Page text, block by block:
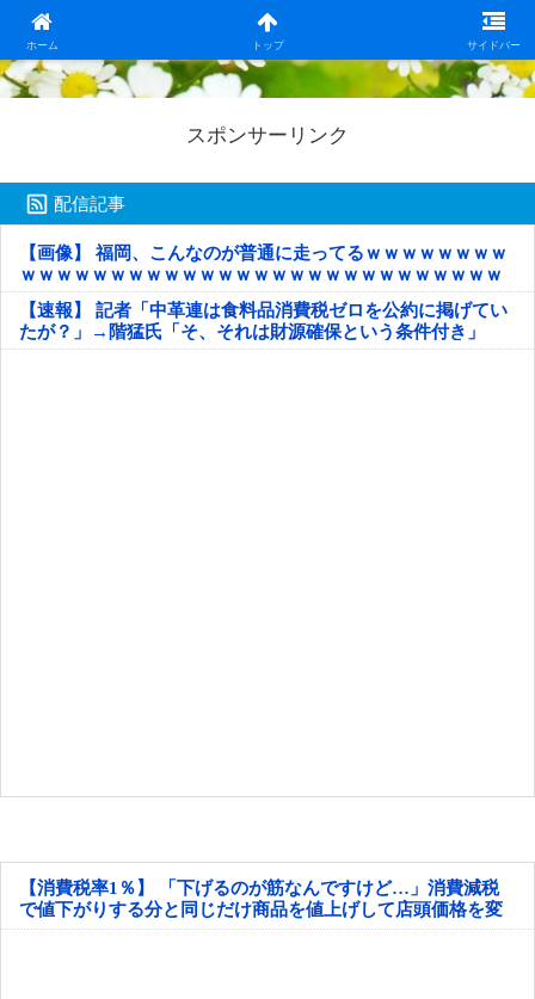
ホーム トップ サイドバー
日本第一！ニュース録
スポンサーリンク
配信記事
【画像】 福岡、こんなのが普通に走ってるｗｗｗｗｗｗｗｗ
ｗｗｗｗｗｗｗｗｗｗｗｗｗｗｗｗｗｗｗｗｗｗｗｗｗｗｗ
ｗｗｗｗｗ
【速報】 記者「中革連は食料品消費税ゼロを公約に掲げてい
たが？」→階猛氏「そ、それは財源確保という条件付き」
【消費税率1％】 「下げるのが筋なんですけど…」消費減税
で値下がりする分と同じだけ商品を値上げして店頭価格を変
えない店も